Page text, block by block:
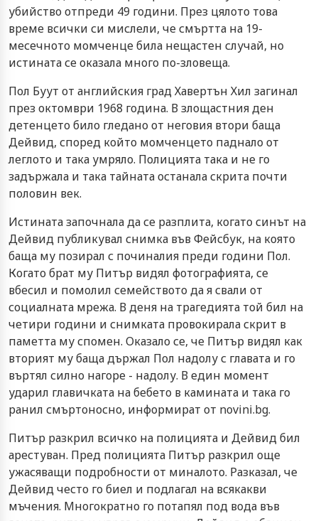
убийство отпреди 49 години. През цялото това
време всички си мислели, че смъртта на 19-
месечното момченце била нещастен случай, но
истината се оказала много по-зловеща.
Пол Буут от английския град Хавертън Хил загинал
през октомври 1968 година. В злощастния ден
детенцето било гледано от неговия втори баща
Дейвид, според който момченцето паднало от
леглото и така умряло. Полицията така и не го
задържала и така тайната останала скрита почти
половин век.
Истината започнала да се разплита, когато синът на
Дейвид публикувал снимка във Фейсбук, на която
баща му позирал с починалия преди години Пол.
Когато брат му Питър видял фотографията, се
вбесил и помолил семейството да я свали от
социалната мрежа. В деня на трагедията той бил на
четири години и снимката провокирала скрит в
паметта му спомен. Оказало се, че Питър видял как
вторият му баща държал Пол надолу с главата и го
въртял силно нагоре - надолу. В един момент
ударил главичката на бебето в камината и така го
ранил смъртоносно, информират от novini.bg.
Питър разкрил всичко на полицията и Дейвид бил
арестуван. Пред полицията Питър разкрил още
ужасяващи подробности от миналото. Разказал, че
Дейвид често го биел и подлагал на всякакви
мъчения. Многократно го потапял под вода във